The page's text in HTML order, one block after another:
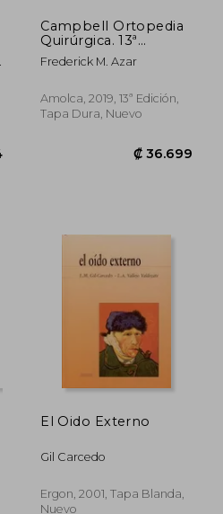
Campbell Ortopedia
Quirúrgica. 13ª
edición. Mano. Tomo
8. incluye e-book
Frederick M. Azar
Amolca, 2019, 13ª Edición,
Tapa Dura, Nuevo
El Oido Externo
Gil Carcedo
Ergon, 2001, Tapa Blanda,
Nuevo